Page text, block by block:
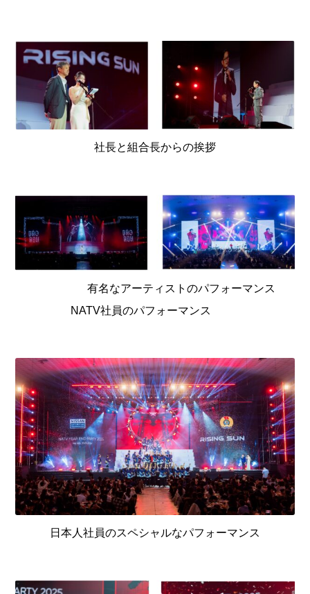
社長と組合長からの挨拶
有名なアーティストのパフォーマンス
NATV社員のパフォーマンス
日本人社員のスペシャルなパフォーマンス